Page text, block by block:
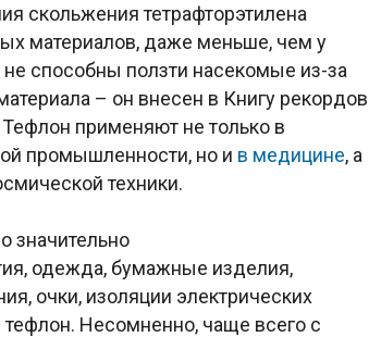
скольжения тетрафторэтилена
материалов, даже меньше, чем у
способны ползти насекомые из-за
– он внесен в Книгу рекордов
применяют не только в
промышленности, но и в медицине, а
техники.
значительно
одежда, бумажные изделия,
очки, изоляции электрических
Несомненно, чаще всего с